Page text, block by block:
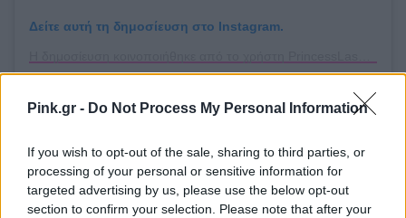
Pink.gr - Do Not Process My Personal Information
If you wish to opt-out of the sale, sharing to third parties, or
processing of your personal or sensitive information for
targeted advertising by us, please use the below opt-out
section to confirm your selection. Please note that after your
Δείτε αυτή τη δημοσίευση στο Instagram.
Επομένως, καλό είναι να προσέχεις πόσο συχνά
τη λάθος τοποθέτηση, καλό είναι να απευθύνεσαι
σε ειδικούς για να σου τοποθετήσουν τις